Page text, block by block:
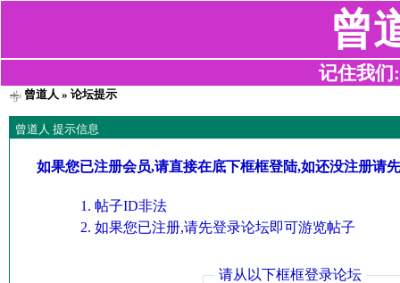
曾
记住我们
曾道人 » 论坛提示
曾道人 提示信息
如果您已注册会员,请直接在底下框框登陆,如还没注册请
帖子ID非法
如果您已注册,请先登录论坛即可游览帖子
请从以下框框登录论坛